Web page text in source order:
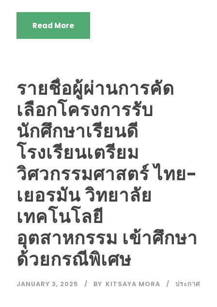
Read More
รายชื่อผู้ผ่านการคัด
เลือกโครงการรับ
นักศึกษาเรียนดี
โรงเรียนเตรียม
วิศวกรรมศาสตร์ ไทย-
เยอรมัน วิทยาลัย
เทคโนโลยี
อุตสาหกรรม เข้าศึกษา
ด้วยกรณีพิเศษ
JANUARY 3, 2025 BY KITSAYA MORA ประกาศ